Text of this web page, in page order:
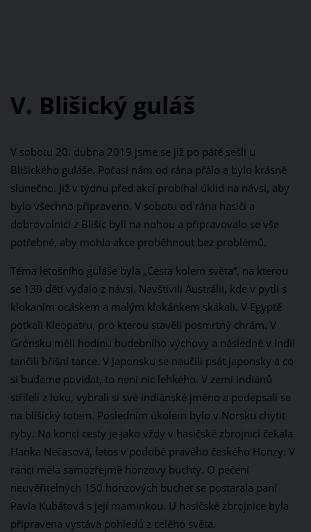
V. Blišický guláš
V sobotu 20. dubna 2019 jsme se již po páté sešli u
Blišického guláše. Počasí nám od rána přálo a bylo krásně
slunečno. Již v týdnu před akcí probíhal úklid na návsi, aby
bylo všechno připraveno. V sobotu od rána hasiči a
dobrovolnici z Blišic byli na nohou a připravovalo se vše
potřebné, aby mohla akce proběhnout bez problémů.
Téma letošního guláše byla „Cesta kolem světa“, na kterou
se 130 dětí vydalo z návsi. Navštívili Austrálii, kde v pytli s
klokaním ocáskem a malým klokánkem skákali. V Egyptě
potkali Kleopatru, pro kterou stavěli posmrtný chrám. V
Grónsku měli hodinu hudebního výchovy a následně v Indii
tančili břišní tance. V Japonsku se naučili psát japonsky a co
si budeme povídat, to není nic lehkého. V zemi indiánů
stříleli z luku, vybrali si své indiánské jméno a podepsali se
na blišický totem. Posledním úkolem bylo v Norsku chytit
ryby. Na konci cesty je jako vždy v hasičské zbrojnici čekala
Hanka Nečasová, letos v podobě pravého českého Honzy. V
ranci měla samozřejmě honzovy buchty. O pečení
neuvěřitelných 150 honzových buchet se postarala paní
Pavla Kubátová s její maminkou. U hasičské zbrojnice byla
připravena vystává pohledů z celého světa.